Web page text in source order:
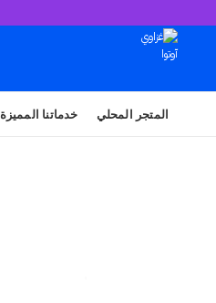
المتجر المحلي خدماتنا المميزة